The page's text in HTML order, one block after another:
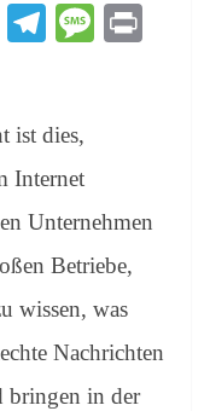
W Te
a
m
M
ist dies,
Internet
Unternehmen
Betriebe,
wissen, was
Nachrichten
bringen in der